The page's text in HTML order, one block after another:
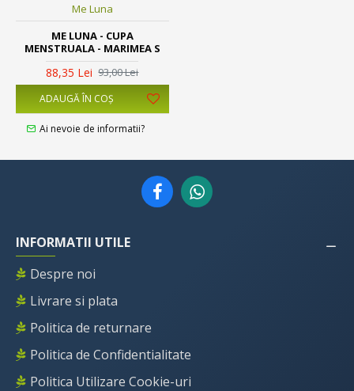
Me Luna
ME LUNA - CUPA
MENSTRUALA - MARIMEA S
88,35 Lei 93,00 Lei
ADAUGĂ ÎN COŞ
Ai nevoie de informatii?
INFORMATII UTILE
Despre noi
Livrare si plata
Politica de returnare
Politica de Confidentialitate
Politica Utilizare Cookie-uri